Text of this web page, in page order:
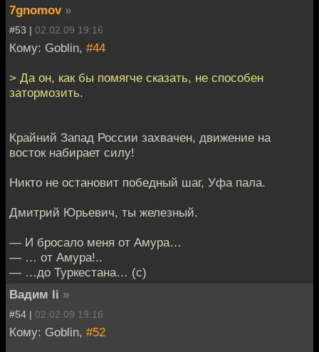
7gnomov »
#53 | 02.02.09 19:16
Кому: Goblin, #44
> Да он, как бы помягче сказать, не способен
затормозить.
Крайний Запад России захвачен, движение на
восток набирает силу!
Никто не остановит победный шаг, Уфа пала.
Дмитрий Юрьевич, ты железный.
— И бросало меня от Амура…
— … от Амура!..
— …до Туркестана… (с)
Вадим li »
#54 | 02.02.09 19:16
Кому: Goblin, #52